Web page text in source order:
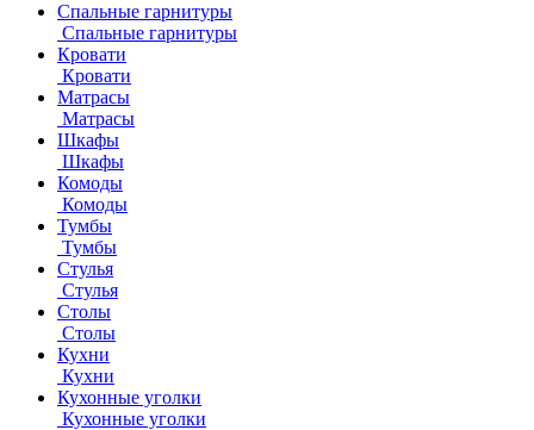
Спальные гарнитуры
Спальные гарнитуры
Кровати
Кровати
Матрасы
Матрасы
Шкафы
Шкафы
Комоды
Комоды
Тумбы
Тумбы
Стулья
Стулья
Столы
Столы
Кухни
Кухни
Кухонные уголки
Кухонные уголки